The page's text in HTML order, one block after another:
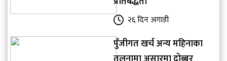
२६ दिन अगाडी
पुँजीगत खर्च अन्य महिनाका